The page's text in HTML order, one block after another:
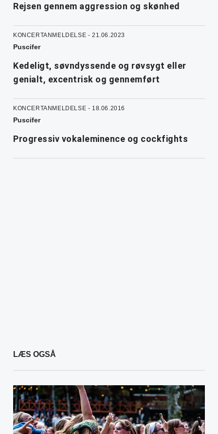
Rejsen gennem aggression og skønhed
KONCERTANMELDELSE - 21.06.2023
Puscifer
Kedeligt, søvndyssende og røvsygt eller
genialt, excentrisk og gennemført
KONCERTANMELDELSE - 18.06.2016
Puscifer
Progressiv vokaleminence og cockfights
LÆS OGSÅ